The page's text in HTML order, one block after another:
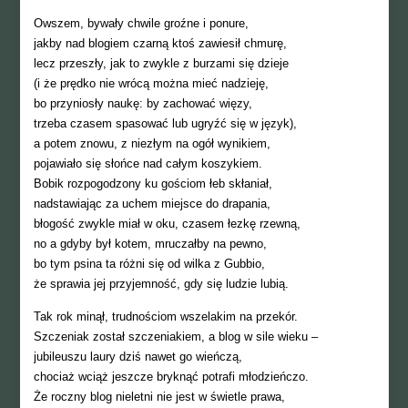
Owszem, bywały chwile groźne i ponure,
jakby nad blogiem czarną ktoś zawiesił chmurę,
lecz przeszły, jak to zwykle z burzami się dzieje
(i że prędko nie wrócą można mieć nadzieję,
bo przyniosły naukę: by zachować więzy,
trzeba czasem spasować lub ugryźć się w język),
a potem znowu, z niezłym na ogół wynikiem,
pojawiało się słońce nad całym koszykiem.
Bobik rozpogodzony ku gościom łeb skłaniał,
nadstawiając za uchem miejsce do drapania,
błogość zwykle miał w oku, czasem łezkę rzewną,
no a gdyby był kotem, mruczałby na pewno,
bo tym psina ta różni się od wilka z Gubbio,
że sprawia jej przyjemność, gdy się ludzie lubią.
Tak rok minął, trudnościom wszelakim na przekór.
Szczeniak został szczeniakiem, a blog w sile wieku –
jubileuszu laury dziś nawet go wieńczą,
chociaż wciąż jeszcze bryknąć potrafi młodzieńczo.
Że roczny blog nieletni nie jest w świetle prawa,